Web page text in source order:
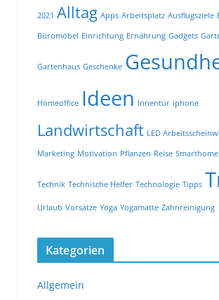
2021 Alltag Apps Arbeitsplatz Ausflugsziele
Büromöbel Einrichtung Ernährung Gadgets
Gartenhaus Geschenke
Homeoffice Ideen Innentür iphone
Landwirtschaft LED
Marketing Motivation Pflanzen Reise Smarthome
Technik Technische Helfer Technologie Tipps
Urlaub Vorsätze Yoga Yogamatte Zahnreinigung
Kategorien
Allgemein